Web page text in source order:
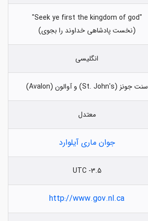
"Seek ye first the kingdom of god"
(نخست پادشاهی خداوند را بجوی)
انگلیسی
سنت جونز (St. John's) و آوالون (Avalon)
معتدل
جوان ماری آیلوارد
UTC -3.5
http://www.gov.nl.ca